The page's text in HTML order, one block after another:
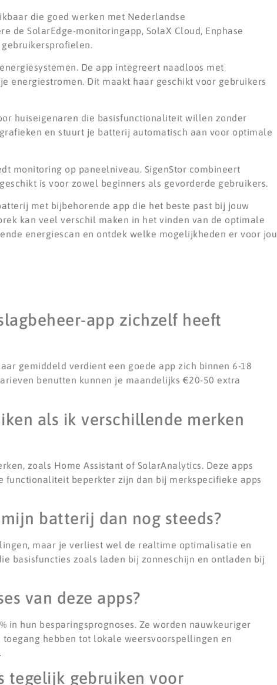
die goed werken met Nederlandse
de SolarEdge-monitoringapp, SolaX Cloud, Enphase
De app integreert naadloos met
energiestromen. Dit maakt haar geschikt voor gebruikers
huiseigenaren die basisfunctionaliteit willen zonder
en stuurt je batterij automatisch aan voor optimale
monitoring op paneelniveau. SigenStor combineert
is voor zowel beginners als gevorderde gebruikers.
met bijbehorende app die het beste past bij jouw
kan veel verschil maken in het vinden van de optimale
energiescan en ontdek welke mogelijkheden er voor jou
app zichzelf heeft
gemiddeld verdient een goede app zich binnen 6-18
benutten kunnen je maandelijks €20-50 extra
als ik verschillende merken
zoals Home Assistant of SolarAnalytics. Deze apps
beperkter zijn dan bij merkspecifieke apps
batterij dan nog steeds?
maar je verliest wel de realtime optimalisatie en
basisfuncties zoals laden bij zonneschijn en ontladen bij
van deze apps?
in hun besparingsprognoses. Ze worden nauwkeuriger
hebben tot lokale weersvoorspellingen en
tegelijk gebruiken voor